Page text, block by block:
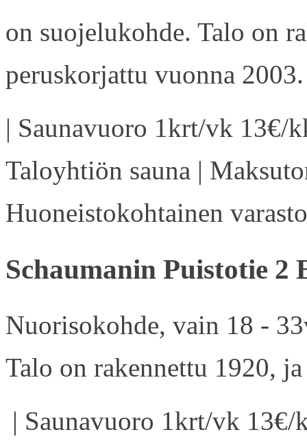
on suojelukohde. Talo on
peruskorjattu vuonna 2003.
| Saunavuoro 1krt/vk 13€/
Taloyhtiön sauna |
Huoneistokohtainen
Schaumanin Puistotie 2
Nuorisokohde, vain 18 -
Talo on rakennettu 1920,
| Saunavuoro 1krt/vk